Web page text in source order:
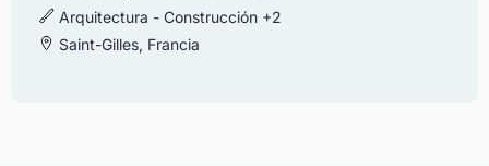
Arquitectura - Construcción +2
Saint-Gilles, Francia